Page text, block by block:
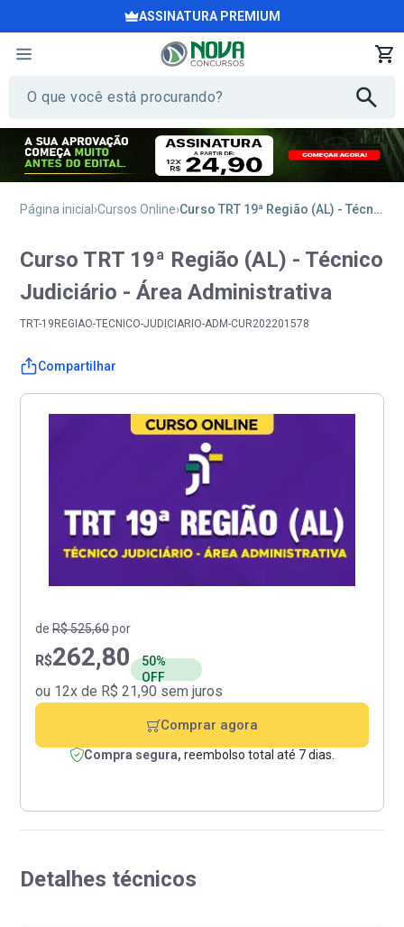
ASSINATURA PREMIUM
Página inicial Cursos Online Curso TRT 19ª Região (AL) - Técnico Judiciário - Área Administrativa
Curso TRT 19ª Região (AL) - Técnico
Judiciário - Área Administrativa
TRT-19REGIAO-TECNICO-JUDICIARIO-ADM-CUR202201578
Compartilhar
Detalhes técnicos
deR$ 525,60por
R$262,80
50%
OFF
ou 12x de R$ 21,90 sem juros
Comprar agora
Compra segura, reembolso total até 7 dias.